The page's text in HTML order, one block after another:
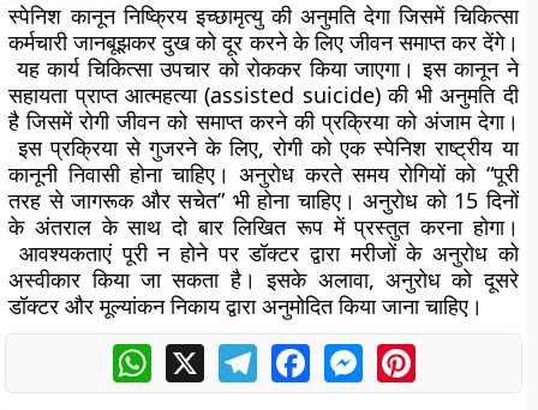
स्पेनिश कानून निष्क्रिय इच्छामृत्यु की अनुमति देगा जिसमें चिकित्सा
कर्मचारी जानबूझकर दुख को दूर करने के लिए जीवन समाप्त कर देंगे।
यह कार्य चिकित्सा उपचार को रोककर किया जाएगा। इस कानून ने
सहायता प्राप्त आत्महत्या (assisted suicide) की भी अनुमति दी
है जिसमें रोगी जीवन को समाप्त करने की प्रक्रिया को अंजाम देगा।
इस प्रक्रिया से गुजरने के लिए, रोगी को एक स्पेनिश राष्ट्रीय या
कानूनी निवासी होना चाहिए। अनुरोध करते समय रोगियों को “पूरी
तरह से जागरूक और सचेत” भी होना चाहिए। अनुरोध को 15 दिनों
के अंतराल के साथ दो बार लिखित रूप में प्रस्तुत करना होगा।
आवश्यकताएं पूरी न होने पर डॉक्टर द्वारा मरीजों के अनुरोध को
अस्वीकार किया जा सकता है। इसके अलावा, अनुरोध को दूसरे
डॉक्टर और मूल्यांकन निकाय द्वारा अनुमोदित किया जाना चाहिए।
WhatsApp
X TelegramFacebookMessengerPinterest